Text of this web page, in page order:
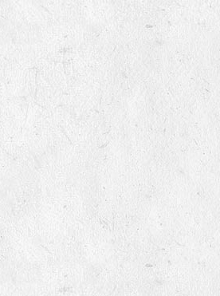
biodynamie, la graine…
des environs
sur notre domaine avec un expert